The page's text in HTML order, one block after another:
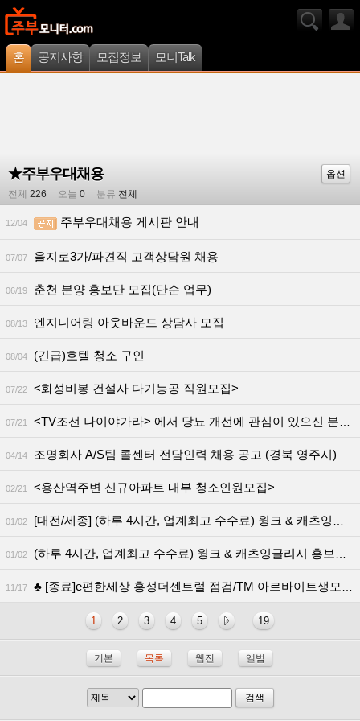
홈 공지사항 모집정보 모니Talk
★주부우대채용
옵션
전체 226 오늘 0 분류 전체
12/04 주부우대채용 게시판 안내
07/07 을지로3가/파견직 고객상담원 채용
06/19 춘천 분양 홍보단 모집(단순 업무)
08/13 엔지니어링 아웃바운드 상담사 모집
08/04 (긴급)호텔 청소 구인
07/22 <화성비봉 건설사 다기능공 직원모집>
07/21 <TV조선 나이야가라> 에서 당뇨 개선에 관심이 있으신 분을 모십니다!!!
04/14 조명회사 A/S팀 콜센터 전담인력 채용 공고 (경북 영주시)
02/21 <용산역주변 신규아파트 내부 청소인원모집>
01/02 [대전/세종] (하루 4시간, 업계최고 수수료) 윙크 & 캐츠잉글리시 홍보교사
01/02 (하루 4시간, 업계최고 수수료) 윙크 & 캐츠잉글리시 홍보교사 채용
11/17 ♣ [종료]e편한세상 홍성더센트럴 점검/TM 아르바이트생모집 ♣
1 2 3 4 5 19
기본 목록 웹진 앨범
검색